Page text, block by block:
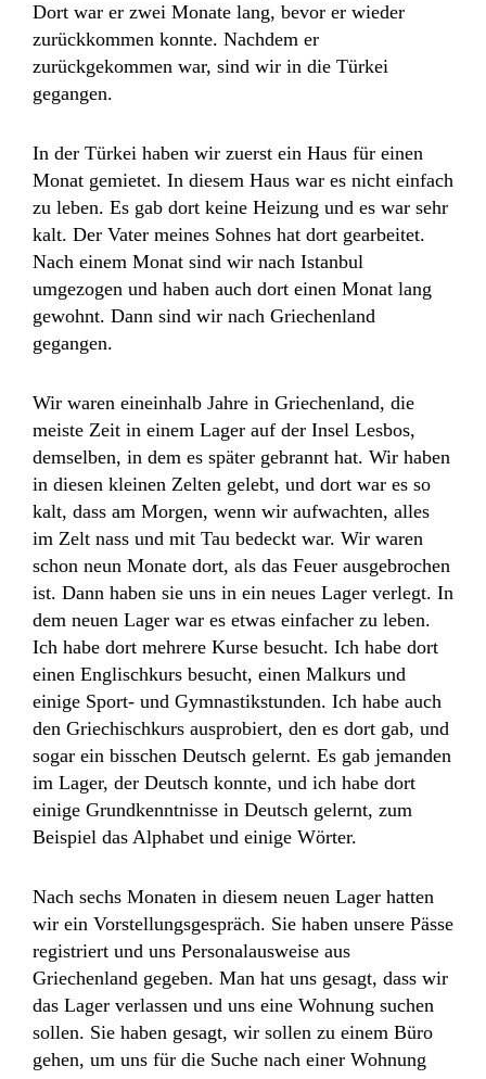
Dort war er zwei Monate lang, bevor er wieder
zurückkommen konnte. Nachdem er
zurückgekommen war, sind wir in die Türkei
gegangen.
In der Türkei haben wir zuerst ein Haus für einen
Monat gemietet. In diesem Haus war es nicht einfach
zu leben. Es gab dort keine Heizung und es war sehr
kalt. Der Vater meines Sohnes hat dort gearbeitet.
Nach einem Monat sind wir nach Istanbul
umgezogen und haben auch dort einen Monat lang
gewohnt. Dann sind wir nach Griechenland
gegangen.
Wir waren eineinhalb Jahre in Griechenland, die
meiste Zeit in einem Lager auf der Insel Lesbos,
demselben, in dem es später gebrannt hat. Wir haben
in diesen kleinen Zelten gelebt, und dort war es so
kalt, dass am Morgen, wenn wir aufwachten, alles
im Zelt nass und mit Tau bedeckt war. Wir waren
schon neun Monate dort, als das Feuer ausgebrochen
ist. Dann haben sie uns in ein neues Lager verlegt. In
dem neuen Lager war es etwas einfacher zu leben.
Ich habe dort mehrere Kurse besucht. Ich habe dort
einen Englischkurs besucht, einen Malkurs und
einige Sport- und Gymnastikstunden. Ich habe auch
den Griechischkurs ausprobiert, den es dort gab, und
sogar ein bisschen Deutsch gelernt. Es gab jemanden
im Lager, der Deutsch konnte, und ich habe dort
einige Grundkenntnisse in Deutsch gelernt, zum
Beispiel das Alphabet und einige Wörter.
Nach sechs Monaten in diesem neuen Lager hatten
wir ein Vorstellungsgespräch. Sie haben unsere Pässe
registriert und uns Personalausweise aus
Griechenland gegeben. Man hat uns gesagt, dass wir
das Lager verlassen und uns eine Wohnung suchen
sollen. Sie haben gesagt, wir sollen zu einem Büro
gehen, um uns für die Suche nach einer Wohnung